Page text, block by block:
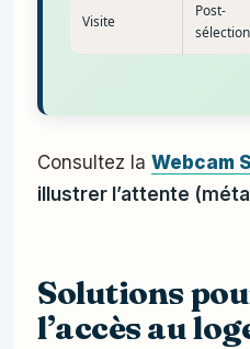
Visite
Post-
sélection
Consultez la Webcam
illustrer l’attente
Solutions
l’accès au